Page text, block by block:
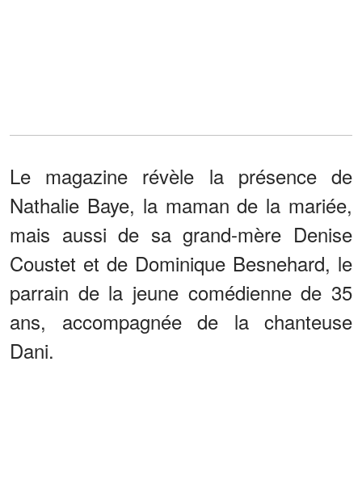
Le magazine révèle la présence de
Nathalie Baye, la maman de la mariée,
mais aussi de sa grand-mère Denise
Coustet et de Dominique Besnehard, le
parrain de la jeune comédienne de 35
ans, accompagnée de la chanteuse
Dani.